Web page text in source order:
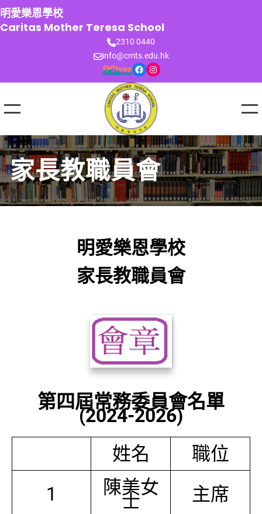
跳
至
主
明愛樂恩學校
Caritas Mother Teresa School
2310 0440
info@cmts.edu.hk
Facebook Instagram
家長教職員會
明愛樂恩學校
家長教職員會
第四屆常務委員會名單
(2024-2026)
姓名
職位
1
陳美女
士 主席